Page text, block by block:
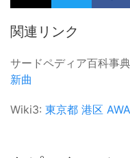
関連リンク
サードペディア百科事
新曲
Wiki3: 東京都 港区 AWA